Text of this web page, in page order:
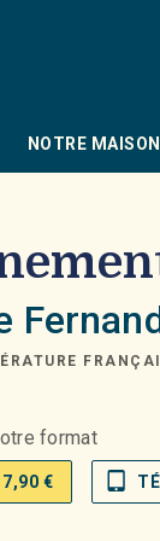
NOTRE MAISON
format
€ tablet_mac